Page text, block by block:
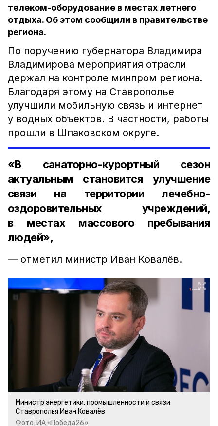
телеком-оборудование в местах летнего
отдыха. Об этом сообщили в правительстве
региона.
По поручению губернатора Владимира
Владимирова мероприятия отрасли
держал на контроле минпром региона.
Благодаря этому на Ставрополье
улучшили мобильную связь и интернет
у водных объектов. В частности, работы
прошли в Шпаковском округе.
«В санаторно-курортный сезон
актуальным становится улучшение
связи на территории лечебно-
оздоровительных учреждений,
в местах массового пребывания
людей»,
— отметил министр Иван Ковалёв.
Министр энергетики, промышленности и связи
Ставрополья Иван Ковалёв
Фото: ИА «Победа26»